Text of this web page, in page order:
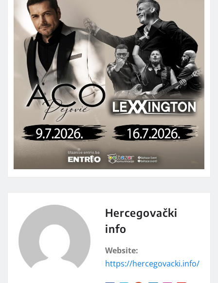
Hercegovački
info
Website:
https://hercegovacki.info/